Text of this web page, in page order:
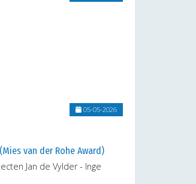
05-05-2026
van der Rohe Award)
Jan de Vylder - Inge